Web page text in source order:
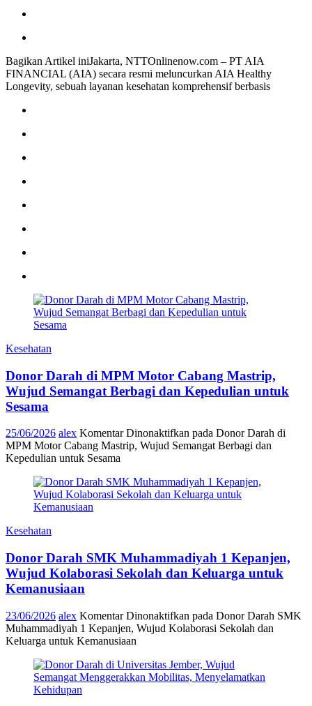
Bagikan Artikel iniJakarta, NTTOnlinenow.com – PT AIA
FINANCIAL (AIA) secara resmi meluncurkan AIA Healthy
Longevity, sebuah layanan kesehatan komprehensif berbasis
Kesehatan
Donor Darah di MPM Motor Cabang Mastrip,
Wujud Semangat Berbagi dan Kepedulian untuk
Sesama
25/06/2026 alex Komentar Dinonaktifkan pada Donor Darah di
MPM Motor Cabang Mastrip, Wujud Semangat Berbagi dan
Kepedulian untuk Sesama
Kesehatan
Donor Darah SMK Muhammadiyah 1 Kepanjen,
Wujud Kolaborasi Sekolah dan Keluarga untuk
Kemanusiaan
23/06/2026 alex Komentar Dinonaktifkan pada Donor Darah SMK
Muhammadiyah 1 Kepanjen, Wujud Kolaborasi Sekolah dan
Keluarga untuk Kemanusiaan